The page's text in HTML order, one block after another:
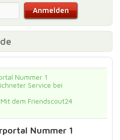
Nummer 1
Service bei
dem Friendscout24
Nummer 1